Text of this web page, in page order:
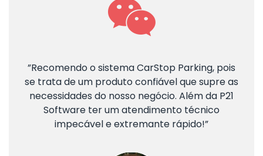
”Recomendo o sistema CarStop Parking, pois
se trata de um produto confiável que supre as
necessidades do nosso negócio. Além da P21
Software ter um atendimento técnico
impecável e extremante rápido!”